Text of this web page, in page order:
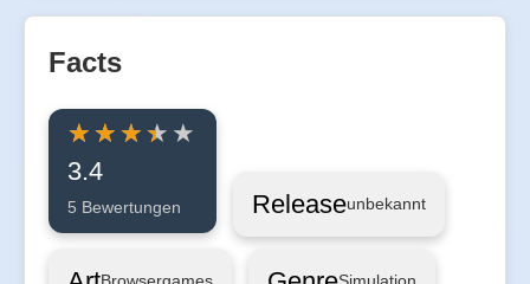
Facts
3.4
5 Bewertungen Releaseunbekannt